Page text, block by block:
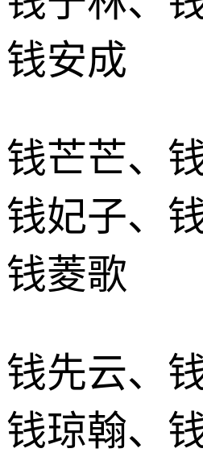
钱安成
钱芒芒、
钱妃子、
钱菱歌
钱先云、
钱琼翰、